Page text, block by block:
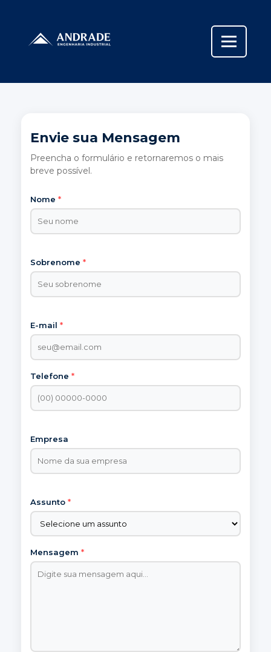
Envie sua Mensagem
Preencha o formulário e retornaremos o mais
breve possível.
Nome *
Sobrenome *
E-mail *
Telefone *
Empresa
Assunto *
Mensagem *